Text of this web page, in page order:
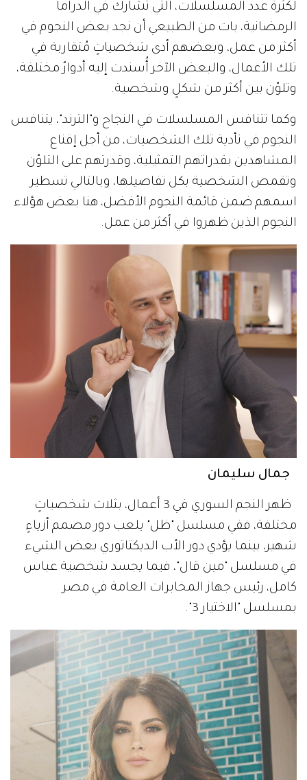
لكثرة عدد المسلسلات، التي تُشارك في الدراما
الرمضانية، بات من الطبيعي أن نجد بعض النجوم في
أكثر من عمل، وبعضهم أدى شخصياتٍ مُتقاربة في
تلك الأعمال، والبعض الآخر أُسندت إليه أدوارٌ مختلفة،
وتلوّن بين أكثر من شكلٍ وشخصية.
وكما تتنافس المسلسلات في النجاح و"الترند"، يتنافس
النجوم في تأدية تلك الشخصيات، من أجل إقناع
المشاهدين بقدراتهم التمثيلية، وقدرتهم على التلوّن
وتقمص الشخصية بكل تفاصيلها، وبالتالي تسطير
اسمهم ضمن قائمة النجوم الأفضل، هنا بعض هؤلاء
النجوم الذين ظهروا في أكثر من عمل.
جمال سليمان
ظهر النجم السوري في 3 أعمال، بثلاث شخصياتٍ
مختلفة، ففي مسلسل "ظل" يلعب دور مصمم أزياءٍ
شهير، بينما يؤدي دور الأب الديكتاتوري بعض الشيء
في مسلسل "مين قال"، فيما يجسد شخصية عباس
كامل، رئيس جهاز المخابرات العامة في مصر
بمسلسل "الاختيار 3".